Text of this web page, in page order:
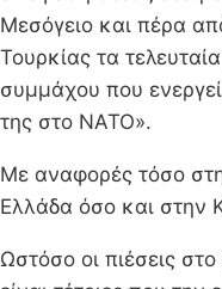
Μεσόγειο και πέρα
Τουρκίας τα
συμμάχου που
της στο ΝΑΤΟ».
Με αναφορές τόσο
Ελλάδα όσο και στην
Ωστόσο οι πιέσεις